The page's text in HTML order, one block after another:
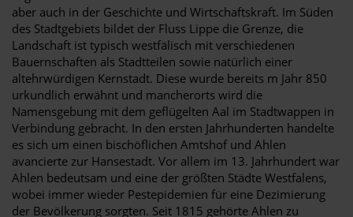
aber auch in der Geschichte und Wirtschaftskraft. Im Süden
des Stadtgebiets bildet der Fluss Lippe die Grenze, die
Landschaft ist typisch westfälisch mit verschiedenen
Bauernschaften als Stadtteilen sowie natürlich einer
altehrwürdigen Kernstadt. Diese wurde bereits m Jahr 850
urkundlich erwähnt und mancherorts wird die
Namensgebung mit dem geflügelten Aal im Stadtwappen in
Verbindung gebracht. In den ersten Jahrhunderten handelte
es sich um einen bischöflichen Amtshof und Ahlen
avancierte zur Hansestadt. Vor allem im 13. Jahrhundert war
Ahlen bedeutsam und eine der größten Städte Westfalens,
wobei immer wieder Pestepidemien für eine Dezimierung
der Bevölkerung sorgten. Seit 1815 gehörte Ahlen zu